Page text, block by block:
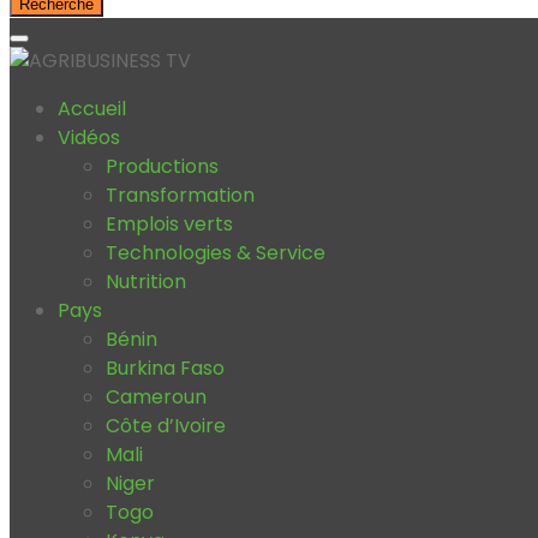
Recherche
Accueil
Vidéos
Productions
Transformation
Emplois verts
Technologies & Service
Nutrition
Pays
Bénin
Burkina Faso
Cameroun
Côte d’Ivoire
Mali
Niger
Togo